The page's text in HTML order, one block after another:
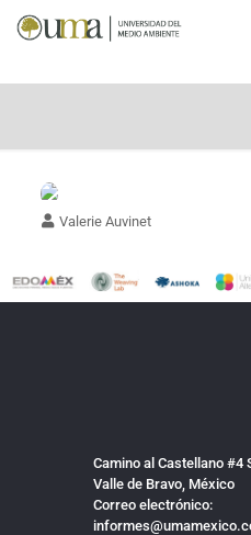
Valerie Auvinet
Camino al Castellano #4
Valle de Bravo, México
Correo electrónico: